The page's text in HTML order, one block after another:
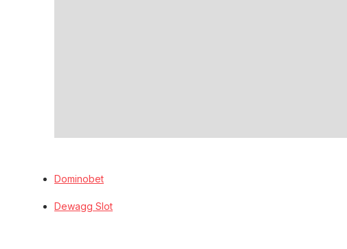
Dominobet
Dewagg Slot